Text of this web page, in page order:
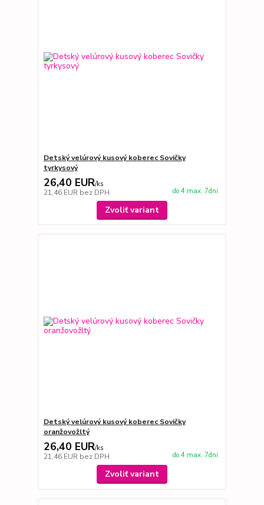
Detský velúrový kusový koberec Sovičky
tyrkysový
26,40 EUR/ks
21,46 EUR bez DPH do 4 max. 7dní
Zvoliť variant
Detský velúrový kusový koberec Sovičky
oranžovožltý
26,40 EUR/ks
21,46 EUR bez DPH do 4 max. 7dní
Zvoliť variant